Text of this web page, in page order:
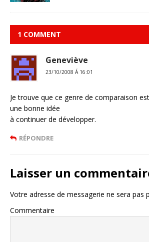
1 COMMENT
Geneviève
23/10/2008 Á 16:01
Je trouve que ce genre de comparaison
une bonne idée
à continuer de développer.
RÉPONDRE
Laisser un
Votre adresse de messagerie ne sera pas
Commentaire